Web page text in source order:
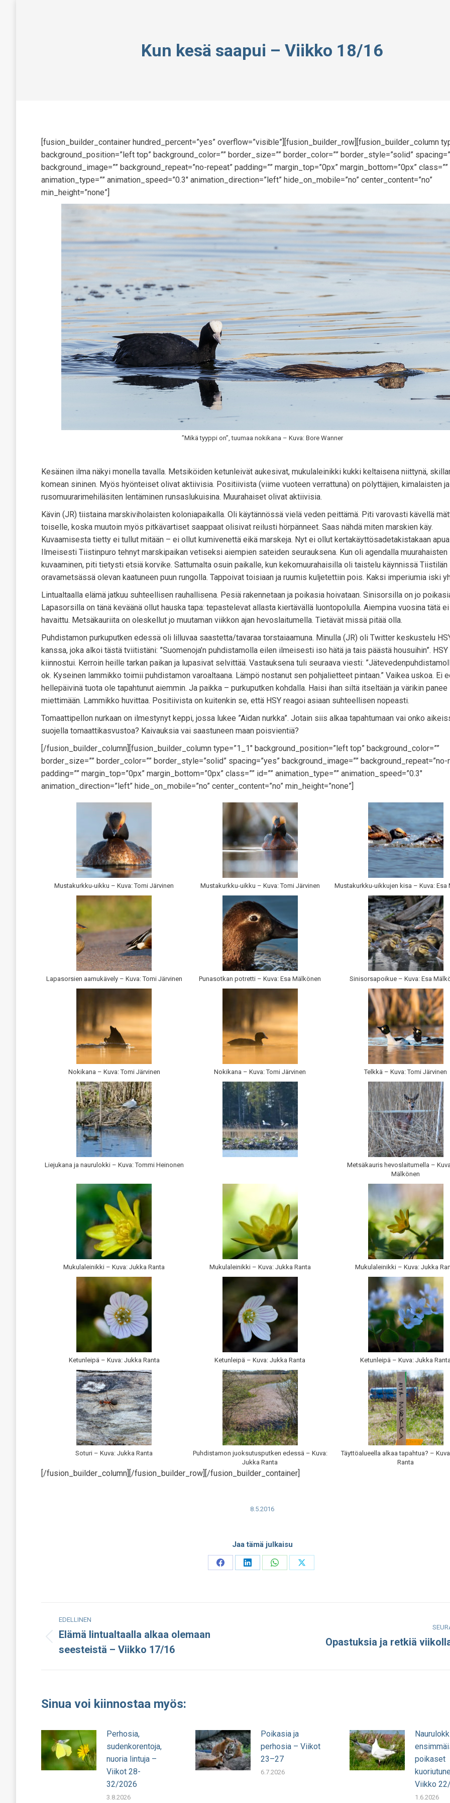
Kun kesä saapui – Viikko 18/16
[fusion_builder_container hundred_percent=”yes” overflow=”visible”][fusion_builder_row][fusion_builder_column
background_position=”left top” background_color=”” border_size=”” border_color=”” border_style=”solid”
background_image=”” background_repeat=”no-repeat” padding=”” margin_top=”0px” margin_bottom=”0px” class=””
animation_type=”” animation_speed=”0.3″ animation_direction=”left” hide_on_mobile=”no” center_content=”no”
min_height=”none”]
”Mikä tyyppi on”, tuumaa nokikana – Kuva: Bore Wanner
Kesäinen ilma näkyi monella tavalla. Metsiköiden ketunleivät aukesivat, mukulaleinikki kukki keltaisena niittynä,
komean sininen. Myös hyönteiset olivat aktiivisia. Positiivista (viime vuoteen verrattuna) on pölyttäjien, kimalaisten ja
rusomuurarimehiläsiten lentäminen runsaslukuisina. Muurahaiset olivat aktiivisia.
Kävin (JR) tiistaina marskiviholaisten koloniapaikalla. Oli käytännössä vielä veden peittämä. Piti varovasti kävellä
toiselle, koska muutoin myös pitkävartiset saappaat olisivat reilusti hörpänneet. Saas nähdä miten marskien käy.
Kuvaamisesta tietty ei tullut mitään – ei ollut kumivenettä eikä marskeja. Nyt ei ollut kertakäyttösadetakistakaan
Ilmeisesti Tiistinpuro tehnyt marskipaikan vetiseksi aiempien sateiden seurauksena. Kun oli agendalla muurahaisten
kuvaaminen, piti tietysti etsiä korvike. Sattumalta osuin paikalle, kun kekomuurahaisilla oli taistelu käynnissä
oravametsässä olevan kaatuneen puun rungolla. Tappoivat toisiaan ja ruumis kuljetettiin pois. Kaksi imperiumia iski
Lintualtaalla elämä jatkuu suhteellisen rauhallisena. Pesiä rakennetaan ja poikasia hoivataan. Sinisorsilla on jo
Lapasorsilla on tänä keväänä ollut hauska tapa: tepastelevat allasta kiertävällä luontopolulla. Aiempina vuosina tätä
havaittu. Metsäkauriita on oleskellut jo muutaman viikkon ajan hevoslaitumella. Tietävät missä pitää olla.
Puhdistamon purkuputken edessä oli lilluvaa saastetta/tavaraa torstaiaamuna. Minulla (JR) oli Twitter keskustelu
kanssa, joka alkoi tästä tviitistäni: ”Suomenoja’n puhdistamolla eilen ilmeisesti iso hätä ja tais päästä housuihin”. HSY
kiinnostui. Kerroin heille tarkan paikan ja lupasivat selvittää. Vastauksena tuli seuraava viesti:
ok. Kyseinen lammikko toimii puhdistamon varoaltaana. Lämpö nostanut sen pohjalietteet pintaan.” Vaikea uskoa. Ei
hellepäivinä tuota ole tapahtunut aiemmin. Ja paikka – purkuputken kohdalla. Haisi ihan siltä itseltään ja värikin panee
miettimään. Lammikko huvittaa. Positiivista on kuitenkin se, että HSY reagoi asiaan suhteellisen nopeasti.
Tomaattipellon nurkaan on ilmestynyt keppi, jossa lukee ”Aidan nurkka”. Jotain siis alkaa tapahtumaan vai onko
suojella tomaattikasvustoa? Kaivauksia vai saastuneen maan poisvientiä?
[/fusion_builder_column][fusion_builder_column type=”1_1″ background_position=”left top” background_color=””
border_size=”” border_color=”” border_style=”solid” spacing=”yes” background_image=”” background_repeat=”no-
padding=”” margin_top=”0px” margin_bottom=”0px” class=”” id=”” animation_type=”” animation_speed=”0.3″
animation_direction=”left” hide_on_mobile=”no” center_content=”no” min_height=”none”]
Mustakurkku-uikku – Kuva: Tomi Järvinen Mustakurkku-uikku – Kuva: Tomi Järvinen Mustakurkku-uikkujen kisa – Kuva: Esa
Lapasorsien aamukävely – Kuva: Tomi Järvinen Punasotkan potretti – Kuva: Esa Mälkönen Sinisorsapoikue – Kuva: Esa
Nokikana – Kuva: Tomi Järvinen Nokikana – Kuva: Tomi Järvinen Telkkä – Kuva: Tomi Järvinen
Liejukana ja naurulokki – Kuva: Tommi Heinonen
Metsäkauris hevoslaitumella –
Mälkönen
Mukulaleinikki – Kuva: Jukka Ranta Mukulaleinikki – Kuva: Jukka Ranta Mukulaleinikki – Kuva: Jukka
Ketunleipä – Kuva: Jukka Ranta Ketunleipä – Kuva: Jukka Ranta Ketunleipä – Kuva: Jukka
Soturi – Kuva: Jukka Ranta
Puhdistamon juoksutusputken edessä – Kuva:
Jukka Ranta
Täyttöalueella alkaa tapahtua? –
Ranta
[/fusion_builder_column][/fusion_builder_row][/fusion_builder_container]
8.5.2016
Jaa tämä julkaisu
Share
Share
Share
Share
Post
navigation
EDELLINEN
julkaisu:
Elämä lintualtaalla alkaa olemaan
seesteistä – Viikko 17/16
Opastuksia ja retkiä
Sinua voi kiinnostaa myös:
Perhosia,
sudenkorentoja,
nuoria lintuja –
Viikot 28-
32/2026
3.8.2026
Poikasia ja
perhosia – Viikot
23–27
6.7.2026
poikaset
Viikko
1.6.2026